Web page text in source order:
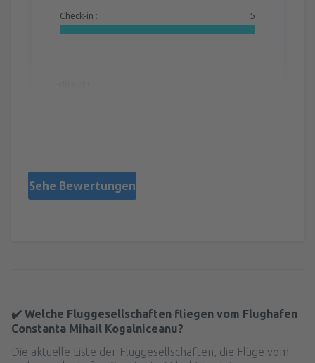
Check-in : 5
Sehe Bewertungen
✔️ Welche Fluggesellschaften fliegen vom Flughafen
Constanta Mihail Kogalniceanu?
Die aktuelle Liste der Fluggesellschaften, die Flüge vom